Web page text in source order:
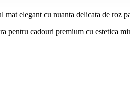
mat elegant cu nuanta delicata de roz
pentru cadouri premium cu estetica